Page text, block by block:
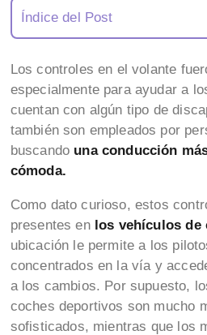
Índice del Post
Los controles en el volante
especialmente para ayudar a
cuentan con algún tipo de
también son empleados por
buscando una conducción
cómoda.
Como dato curioso, estos
presentes enlos vehículos de
ubicación le permite a los
concentrados en la vía y
a los cambios. Por supuesto,
coches deportivos son mucho
sofisticados, mientras que los